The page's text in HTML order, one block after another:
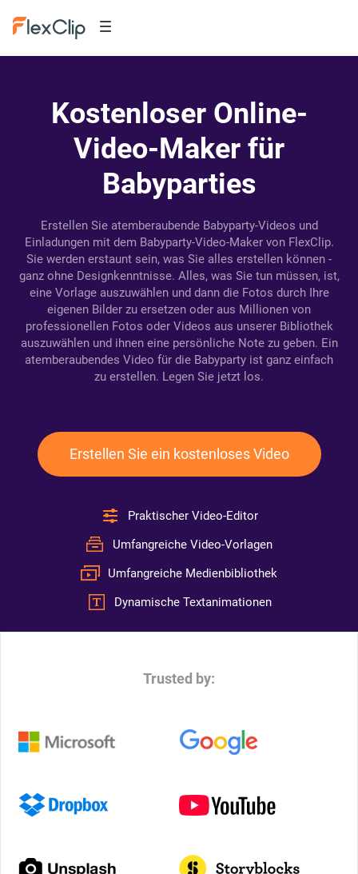
Kostenloser Online-
Video-Maker für
Babyparties
Erstellen Sie atemberaubende Babyparty-Videos und
Einladungen mit dem Babyparty-Video-Maker von FlexClip.
Sie werden erstaunt sein, was Sie alles erstellen können -
ganz ohne Designkenntnisse. Alles, was Sie tun müssen, ist,
eine Vorlage auszuwählen und dann die Fotos durch Ihre
eigenen Bilder zu ersetzen oder aus Millionen von
professionellen Fotos oder Videos aus unserer Bibliothek
auszuwählen und ihnen eine persönliche Note zu geben. Ein
atemberaubendes Video für die Babyparty ist ganz einfach
zu erstellen. Legen Sie jetzt los.
Erstellen Sie ein kostenloses Video
Praktischer Video-Editor
Umfangreiche Video-Vorlagen
Umfangreiche Medienbibliothek
Dynamische Textanimationen
Trusted by: